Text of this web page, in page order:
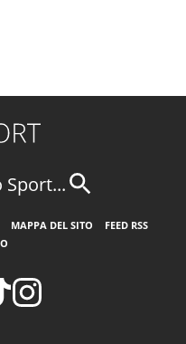
Sport...
MAPPA DEL SITO
FEED RSS